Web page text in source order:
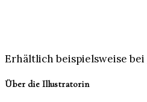
Erhältlich beispielsweise bei
Über die Illustratorin